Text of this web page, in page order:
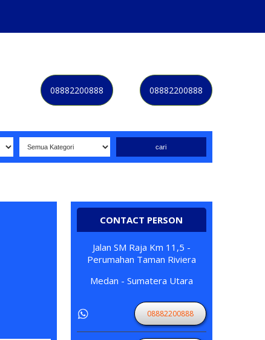
08882200888 08882200888
CONTACT PERSON
Jalan SM Raja Km 11,5 -
Perumahan Taman Riviera
Medan - Sumatera Utara
08882200888